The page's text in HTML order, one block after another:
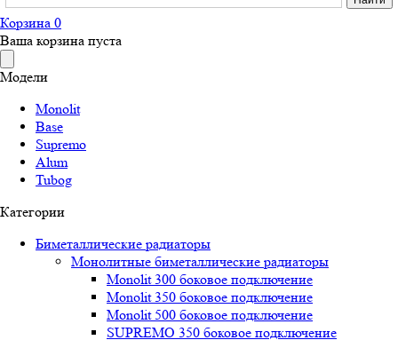
Корзина 0
Ваша корзина пуста
Модели
Monolit
Base
Supremo
Alum
Tubog
Категории
Биметаллические радиаторы
Монолитные биметаллические радиаторы
Mоnоlit 300 боковое подключение
Mоnоlit 350 боковое подключение
Mоnоlit 500 боковое подключение
SUРREMО 350 боковое подключение